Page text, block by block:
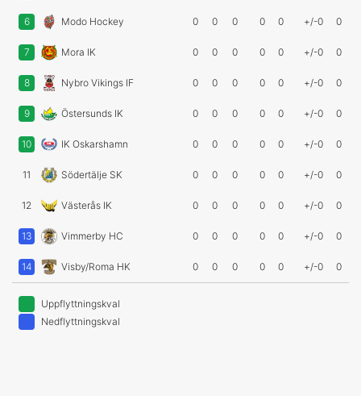
6 Modo Hockey 0 0 0 0 0 +/-0 0
7 Mora IK 0 0 0 0 0 +/-0 0
8 Nybro Vikings IF 0 0 0 0 0 +/-0 0
9 Östersunds IK 0 0 0 0 0 +/-0 0
10 IK Oskarshamn 0 0 0 0 0 +/-0 0
11 Södertälje SK 0 0 0 0 0 +/-0 0
12 Västerås IK 0 0 0 0 0 +/-0 0
13 Vimmerby HC 0 0 0 0 0 +/-0 0
14 Visby/Roma HK 0 0 0 0 0 +/-0 0
Uppflyttningskval
Nedflyttningskval